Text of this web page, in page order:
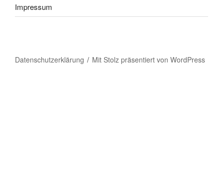
Impressum
Datenschutzerklärung Mit Stolz präsentiert von WordPress